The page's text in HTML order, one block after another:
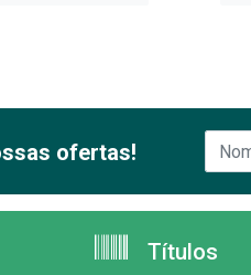
ofertas!
Títulos